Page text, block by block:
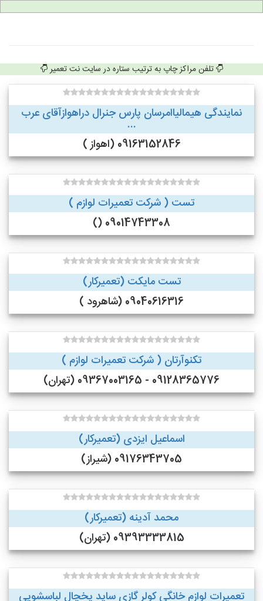
تلفن مراکز چاپ به ترتیب ستاره در سایت نت تعمیر
نمایندگی هیمالیاامرسان پارس جنرال دراهوازآقای عرب
...
09163152846 (اهواز )
تست ( شرکت تعمیرات لوازم )
09014743308 ()
تست مایکت (تعمیرکار)
09040616316 (شاهرود )
تکنوآرتان ( شرکت تعمیرات لوازم )
09128365776 - 09367003165 (تهران)
اسماعیل ایزدی (تعمیرکار)
09176343705 (شیراز)
محمد آدینه (تعمیرکار)
09393333815 (تهران)
تعمیرات لوازم خانگی کولر گازی ساید یخچال لباسشویی